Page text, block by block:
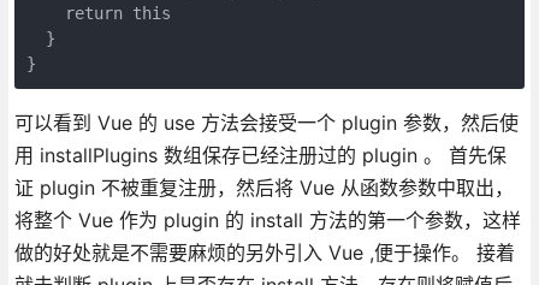
    return this
  }
}
可以看到 Vue 的 use 方法会接受一个 plugin 参数，然后使
用 installPlugins 数组保存已经注册过的 plugin 。 首先保
证 plugin 不被重复注册，然后将 Vue 从函数参数中取出，
将整个 Vue 作为 plugin 的 install 方法的第一个参数，这样
做的好处就是不需要麻烦的另外引入 Vue ,便于操作。 接着